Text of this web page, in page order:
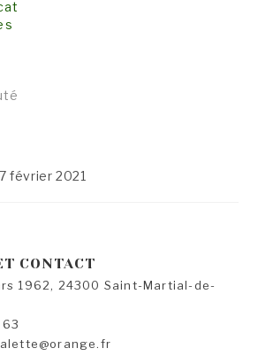
7 février 2021
CONTACT
1962, 24300 Saint-Martial-de-